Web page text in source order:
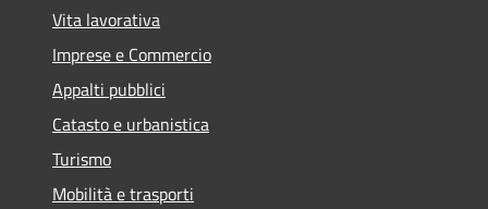
Vita lavorativa
Imprese e Commercio
Appalti pubblici
Catasto e urbanistica
Turismo
Mobilità e trasporti